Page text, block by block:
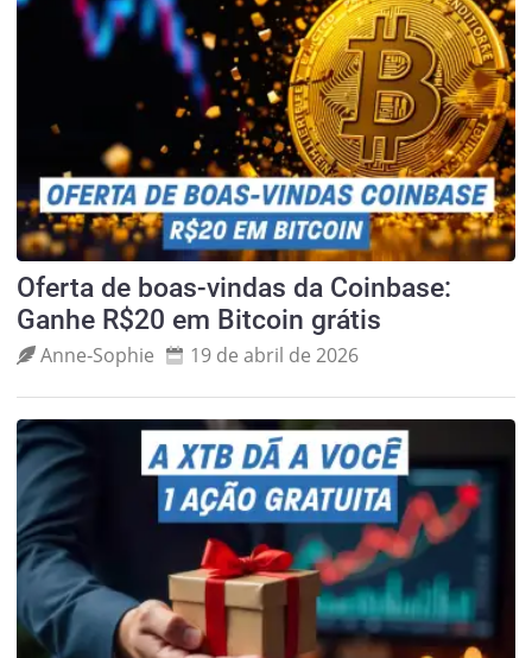
Oferta de boas-vindas da Coinbase:
Ganhe R$20 em Bitcoin grátis
Anne‑Sophie 19 de abril de 2026